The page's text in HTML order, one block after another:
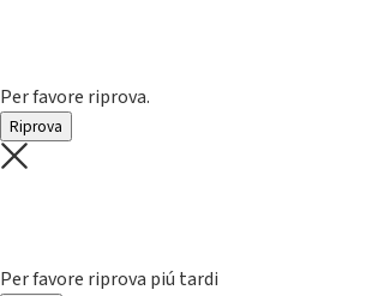
Per favore riprova.
Riprova
Per favore riprova piú tardi